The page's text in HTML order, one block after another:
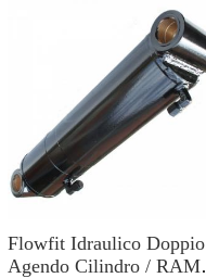
Flowfit Idraulico Doppio
Agendo Cilindro / RAM